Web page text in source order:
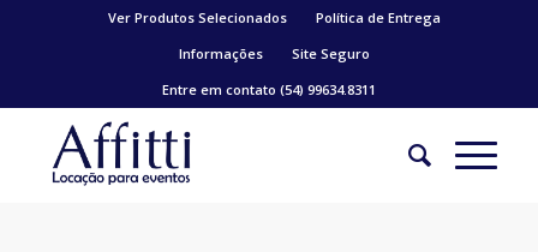
Ver Produtos Selecionados
Política de Entrega
Informações
Site Seguro
Entre em contato (54) 99634.8311